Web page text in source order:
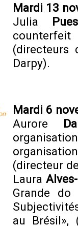
Mardi 13
Julia
(directeurs
Darpy).
Mardi 6
Aurore
(directeur
Laura
Grande
au Brésil»,